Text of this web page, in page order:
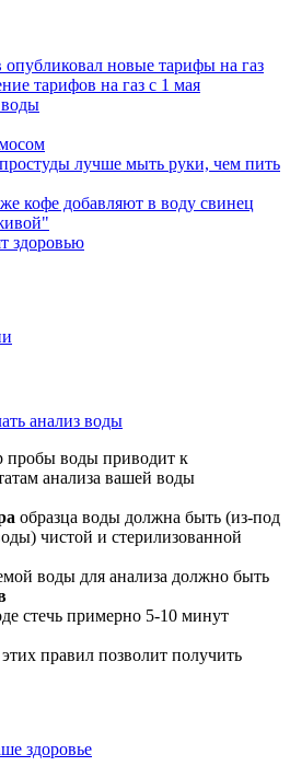
новые тарифы на газ
тарифов на газ с 1 мая
лучше мыть руки, чем пить
кофе добавляют в воду свинец
здоровью
анализ воды
пробы воды приводит к
анализа вашей воды
образца воды должна быть (из-под
чистой и стерилизованной
воды для анализа должно быть
стечь примерно 5-10 минут
правил позволит получить
здоровье